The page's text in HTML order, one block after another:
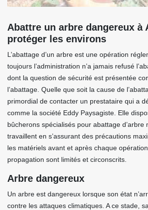
Abattre un arbre dangereux à
protéger les environs
L’abattage d’un arbre est une opération
toujours l’administration n’a jamais refusé
dont la question de sécurité est présentée
l’abattage. Quelle que soit la cause de
primordial de contacter un prestataire qui a
comme la société Eddy Paysagiste. Elle
bûcherons spécialisés pour abattage d’arbre
travaillent en s’assurant des précautions
les matériels avant et après chaque
propagation sont limités et circonscrits.
Arbre dangereux
Un arbre est dangereux lorsque son état
contre les attaques climatiques. A ce stade,